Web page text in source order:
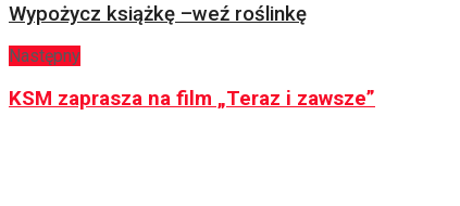
Wypożycz książkę –weź roślinkę
Następny
KSM zaprasza na film „Teraz i zawsze”